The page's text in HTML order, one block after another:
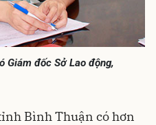
Giám đốc Sở Lao động,
Bình Thuận có hơn